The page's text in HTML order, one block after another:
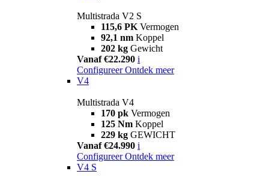
Multistrada V2 S
115,6 PK Vermogen
92,1 nm Koppel
202 kg Gewicht
Vanaf €22.290 i
Configureer Ontdek meer
V4
Multistrada V4
170 pk Vermogen
125 Nm Koppel
229 kg GEWICHT
Vanaf €24.990 i
Configureer Ontdek meer
V4 S